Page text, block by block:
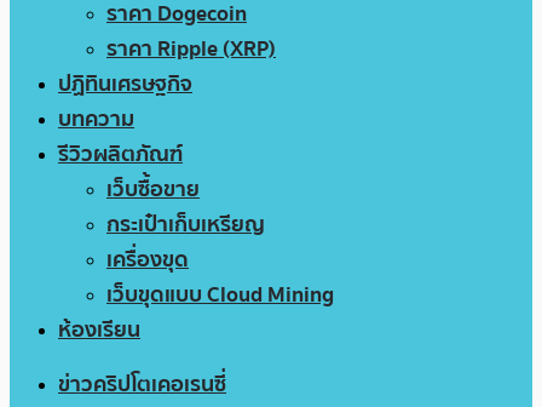
ราคา Dogecoin
ราคา Ripple (XRP)
ปฏิทินเศรษฐกิจ
บทความ
รีวิวผลิตภัณฑ์
เว็บซื้อขาย
กระเป๋าเก็บเหรียญ
เครื่องขุด
เว็บขุดแบบ Cloud Mining
ห้องเรียน
ข่าวคริปโตเคอเรนซี่